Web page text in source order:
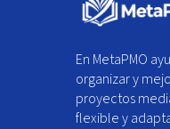
En MetaPMO
organizar y
proyectos
flexible y